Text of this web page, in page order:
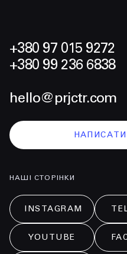
+380 97 015 9272
+380 99 236 6838
hello@prjctr.com
НАПИСАТИ
НАШІ СТОРІНКИ
INSTAGRAM
YOUTUBE